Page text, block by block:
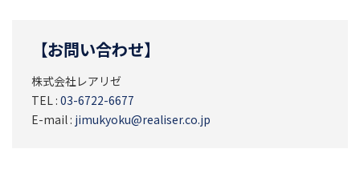
【お問い合わせ】
株式会社レアリゼ
TEL : 03-6722-6677
E-mail : jimukyoku@realiser.co.jp